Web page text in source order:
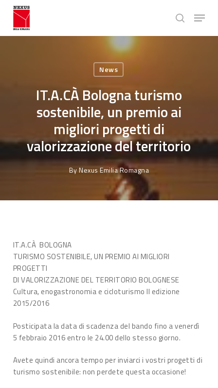
Skip
main
search
Menu
News
IT.A.CÀ Bologna turismo
sostenibile, un premio ai
migliori progetti di
valorizzazione del territorio
By Nexus Emilia Romagna
IT.A.CÀ BOLOGNA
TURISMO SOSTENIBILE, UN PREMIO AI MIGLIORI
PROGETTI
DI VALORIZZAZIONE DEL TERRITORIO BOLOGNESE
Cultura, enogastronomia e cicloturismo II edizione
2015/2016
Posticipata la data di scadenza del bando fino a venerdì
5 febbraio 2016 entro le 24.00 dello stesso giorno.
Avete quindi ancora tempo per inviarci i vostri progetti di
turismo sostenibile: non perdete questa occasione!